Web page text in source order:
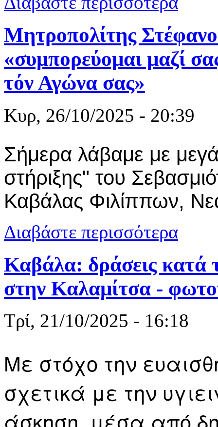
Μητροπολίτης
«συμπορεύομαι μαζί
τόν Αγώνα σας»
Κυρ, 26/10/2025 - 20:39
Σήμερα λάβαμε με
στήριξης" του
Καβάλας Φιλίππων,
Διαβάστε περισσότερα
Καβάλα: δράσεις κατά
στην Καλαμίτσα -
Τρί, 21/10/2025 - 16:18
Με στόχο την
σχετικά με την